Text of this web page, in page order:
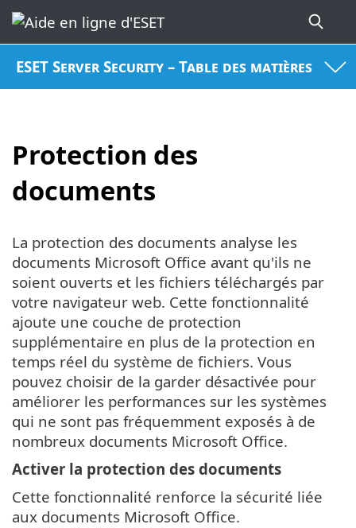
ESET Server Security – Table des matières
Protection des
documents
La protection des documents analyse les
documents Microsoft Office avant qu'ils ne
soient ouverts et les fichiers téléchargés par
votre navigateur web. Cette fonctionnalité
ajoute une couche de protection
supplémentaire en plus de la protection en
temps réel du système de fichiers. Vous
pouvez choisir de la garder désactivée pour
améliorer les performances sur les systèmes
qui ne sont pas fréquemment exposés à de
nombreux documents Microsoft Office.
Activer la protection des documents
Cette fonctionnalité renforce la sécurité liée
aux documents Microsoft Office.